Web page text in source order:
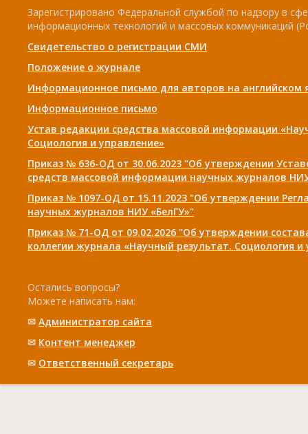
Зарегистрировано Федеральной службой по надзору в
информационных технологий и массовых коммуникаций
Свидетельство о регистрации СМИ
Положение о журнале
Информационное письмо для авторов на английском
Информационное письмо
Устав редакции средства массовой информации
Социология и управление»
Приказ № 636-ОД от 30.06.2023 "Об утверждении
средств массовой информации научных журналов
Приказ № 1097-ОД от 15.11.2023 "Об утверждении
научных журналов НИУ «БелГУ»"
Приказ № 71-ОД от 09.02.2026 "Об утверждении
коллегии журнала «Научный результат. Социология и
Остались вопросы?
Можете написать нам:
✉ Администратор сайта
✉ Контент менеджер
✉ Ответственный cекретарь